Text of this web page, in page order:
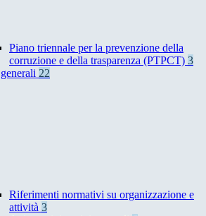
Piano triennale per la prevenzione della
corruzione e della trasparenza (PTPCT) 3
22
Riferimenti normativi su organizzazione e
attività 3